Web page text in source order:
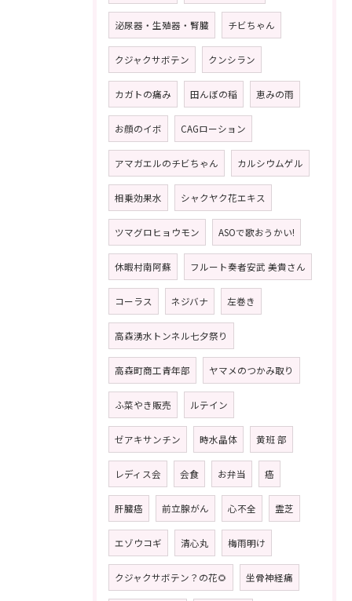
泌尿器・生殖器・腎臓 チビちゃん
クジャクサボテン クンシラン
カガトの痛み 田んぼの稲 恵みの雨
お顔のイボ CAGローション
アマガエルのチビちゃん カルシウムゲル
相乗効果水 シャクヤク花エキス
ツマグロヒョウモン ASOで歌おうかい!
休暇村南阿蘇 フルート奏者安武 美貴さん
コーラス ネジバナ 左巻き
高森湧水トンネル七夕祭り
高森町商工青年部 ヤマメのつかみ取り
ふ菜やき販売 ルテイン
ゼアキサンチン 時水晶体 黄班 部
レディス会 会食 お弁当 癌
肝臓癌 前立腺がん 心不全 霊芝
エゾウコギ 清心丸 梅雨明け
クジャクサボテン？の花🌻 坐骨神経痛